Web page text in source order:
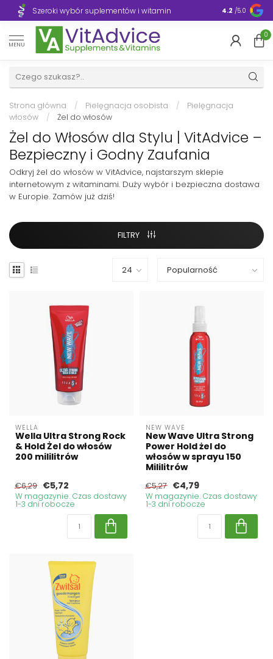
Szeroki wybór suplementów i witamin 4.2 /5.0
MENU
0
Strona główna / Pielęgnacja osobista /
Pielęgnacja
włosów
/ Żel do włosów
Żel do Włosów dla Stylu | VitAdvice –
Bezpieczny i Godny Zaufania
Odkryj żel do włosów w VitAdvice, najstarszym sklepie
internetowym z witaminami. Duży wybór i bezpieczna dostawa
w Europie. Zamów już dziś!
FILTRY
WELLA
Wella Ultra Strong Rock
& Hold Żel do włosów
200 mililitrów
€6,29 €5,72
W magazynie. Czas dostawy
1-3 dni robocze
NEW WAVE
New Wave Ultra Strong
Power Hold żel do
włosów w sprayu 150
Mililitrów
€5,27 €4,79
W magazynie. Czas dostawy
1-3 dni robocze